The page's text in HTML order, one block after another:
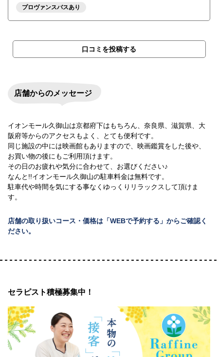
プロヴァンスバスあり
口コミを投稿する
店舗からのメッセージ
イオンモール久御山は京都府下はもちろん、奈良県、滋賀県、大
阪府等からのアクセスもよく、とても便利です。
同じ施設の中には映画館もありますので、映画鑑賞をした後や、
お買い物の後にもご利用頂けます。
その日のお疲れや気分に合わせて、お選びください♪
なんと!!イオンモール久御山の駐車料金は無料です。
駐車代や時間を気にする事なくゆっくりリラックスして頂けま
す。
店舗の取り扱いコース・価格は「WEBで予約する」からご確認く
ださい。
セラピスト積極募集中！